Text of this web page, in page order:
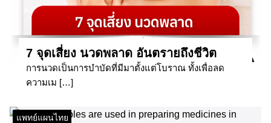
7 จุดเสี่ยง นวดพลาด อันตรายถึงชีวิต
การนวดเป็นการบำบัดที่มีมาตั้งแต่โบราณ ทั้งเพื่อลด
ความเม […]
แพทย์แผนไทย